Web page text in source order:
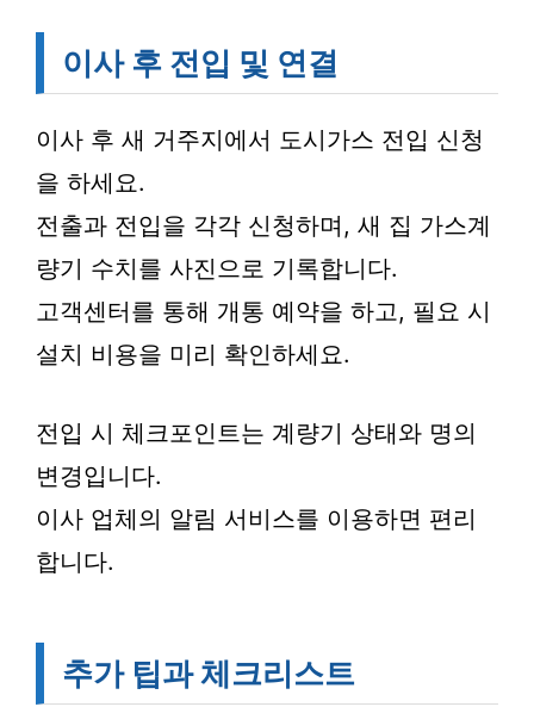
이사 후 전입 및 연결
이사 후 새 거주지에서 도시가스 전입 신청
을 하세요.
전출과 전입을 각각 신청하며, 새 집 가스계
량기 수치를 사진으로 기록합니다.
고객센터를 통해 개통 예약을 하고, 필요 시
설치 비용을 미리 확인하세요.
전입 시 체크포인트는 계량기 상태와 명의
변경입니다.
이사 업체의 알림 서비스를 이용하면 편리
합니다.
추가 팁과 체크리스트